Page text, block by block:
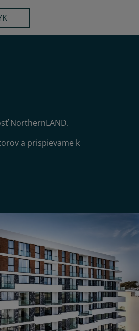
NorthernLAND.
a prispievame k